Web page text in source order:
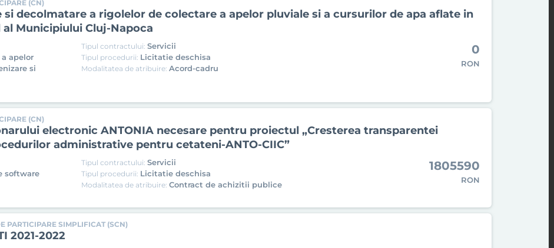
(CN)
decolmatare a rigolelor de colectare a apelor pluviale si a cursurilor de apa aflate in
Municipiului Cluj-Napoca
apelor
si
Tipul contractului:Servicii
Tipul procedurii: Licitatie deschisa
Modalitatea de atribuire:Acord-cadru
0
RON
(CN)
electronic ANTONIA necesare pentru proiectul „Cresterea transparentei
administrative pentru cetateni-ANTO-CIIC”
software
Tipul contractului:Servicii
Tipul procedurii: Licitatie deschisa
Modalitatea de atribuire:Contract de achizitii publice
1805590
RON
PARTICIPARE SIMPLIFICAT (SCN)
2021-2022